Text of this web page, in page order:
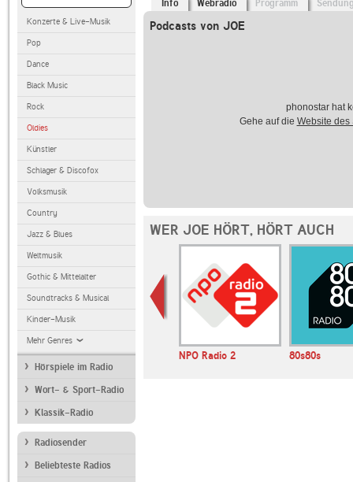
Konzerte & Live-Musik
Pop
Dance
Black Music
Rock
Oldies
Künstler
Schlager & Discofox
Volksmusik
Country
Jazz & Blues
Weltmusik
Gothic & Mittelalter
Soundtracks & Musical
Kinder-Musik
Mehr Genres
Hörspiele im Radio
Wort- & Sport-Radio
Klassik-Radio
Radiosender
Beliebteste Radios
Info Webradio Programm
Podcasts von JOE
phonostar hat
Gehe auf die Website des
WER JOE HÖRT, HÖRT AUCH
80er-Radio harmony NPO Radio 2 80s80s